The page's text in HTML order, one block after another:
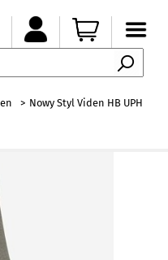
Nowy Styl Viden HB UPH